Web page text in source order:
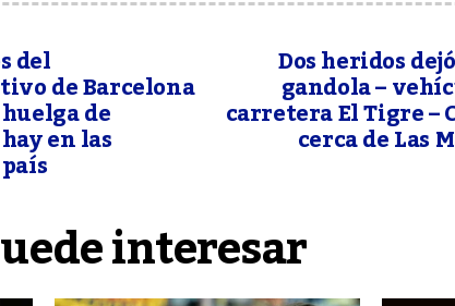
del
de Barcelona
de
en las
Dos heridos
gandola –
carretera El Tigre –
cerca de Las
interesar